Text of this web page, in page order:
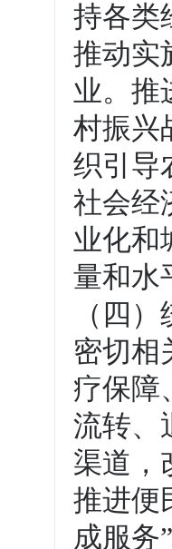
持各类
推动实
业。推
村振兴
织引导
社会经
业化和
量和水
（四
密切相
疗保障
流转、
渠道，
推进便
成服务